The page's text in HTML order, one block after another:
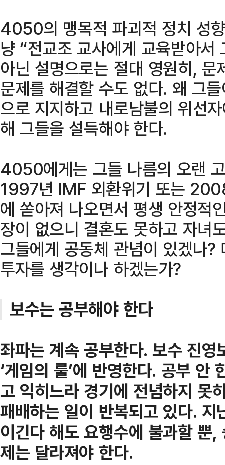
4050의 맹목적 파괴적 정치 성
냥 “전교조 교사에게 교육받아
아닌 설명으로는 절대 영원히,
문제를 해결할 수도 없다. 왜 그
으로 지지하고 내로남불의 위선
해 그들을 설득해야 한다.
4050에게는 그들 나름의 오랜
1997년 IMF 외환위기 또는
에 쏟아져 나오면서 평생 안정적
장이 없으니 결혼도 못하고 자녀
그들에게 공동체 관념이 있겠나
투자를 생각이나 하겠는가?
보수는 공부해야 한다
좌파는 계속 공부한다. 보수 진
‘게임의 룰’에 반영한다. 공부 안
고 익히느라 경기에 전념하지 못
패배하는 일이 반복되고 있다.
이긴다 해도 요행수에 불과할 뿐
제는 달라져야 한다.